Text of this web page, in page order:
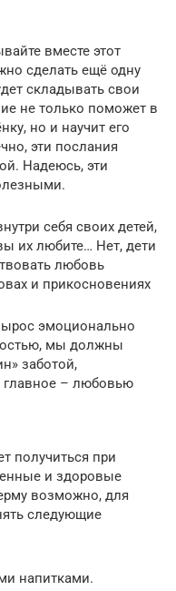
вместе этот
сделать ещё одну
складывать свои
не только поможет в
но и научит его
эти послания
Надеюсь, эти
себя своих детей,
их любите… Нет, дети
любовь
и прикосновениях
эмоционально
мы должны
заботой,
– любовью
получиться при
и здоровые
возможно, для
следующие
напитками.